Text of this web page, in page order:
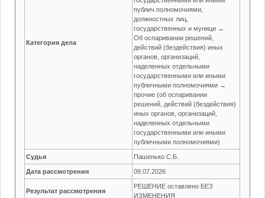
Категория дела
публич.полномочиями,
должностных лиц,
государственных и муници →
Об оспаривании решений,
действий (бездействия) иных
органов, организаций,
наделенных отдельными
государственными или иными
публичными полномочиями →
прочие (об оспаривании
решений, действий (бездействия)
иных органов, организаций,
наделенных отдельными
государственными или иными
публичными полномочиями)
Судья Пашенько С.Б.
Дата рассмотрения 09.07.2026
Результат рассмотрения
РЕШЕНИЕ оставлено БЕЗ
ИЗМЕНЕНИЯ